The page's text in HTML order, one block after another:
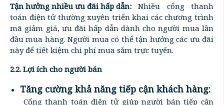
Tận hưởng nhiều ưu đãi hấp dẫn: Nhiều cổng thanh
toán điện tử thường xuyên triển khai các chương trình
mã giảm giá, ưu đãi hấp dẫn dành cho người mua lần
đầu mua hàng. Người mua có thể tận hưởng các ưu đãi
này để tiết kiệm chi phí mua sắm trực tuyến.
2.2. Lợi ích cho người bán
Tăng cường khả năng tiếp cận khách hàng:
Cổng thanh toán điện tử giúp người bán tiếp cận